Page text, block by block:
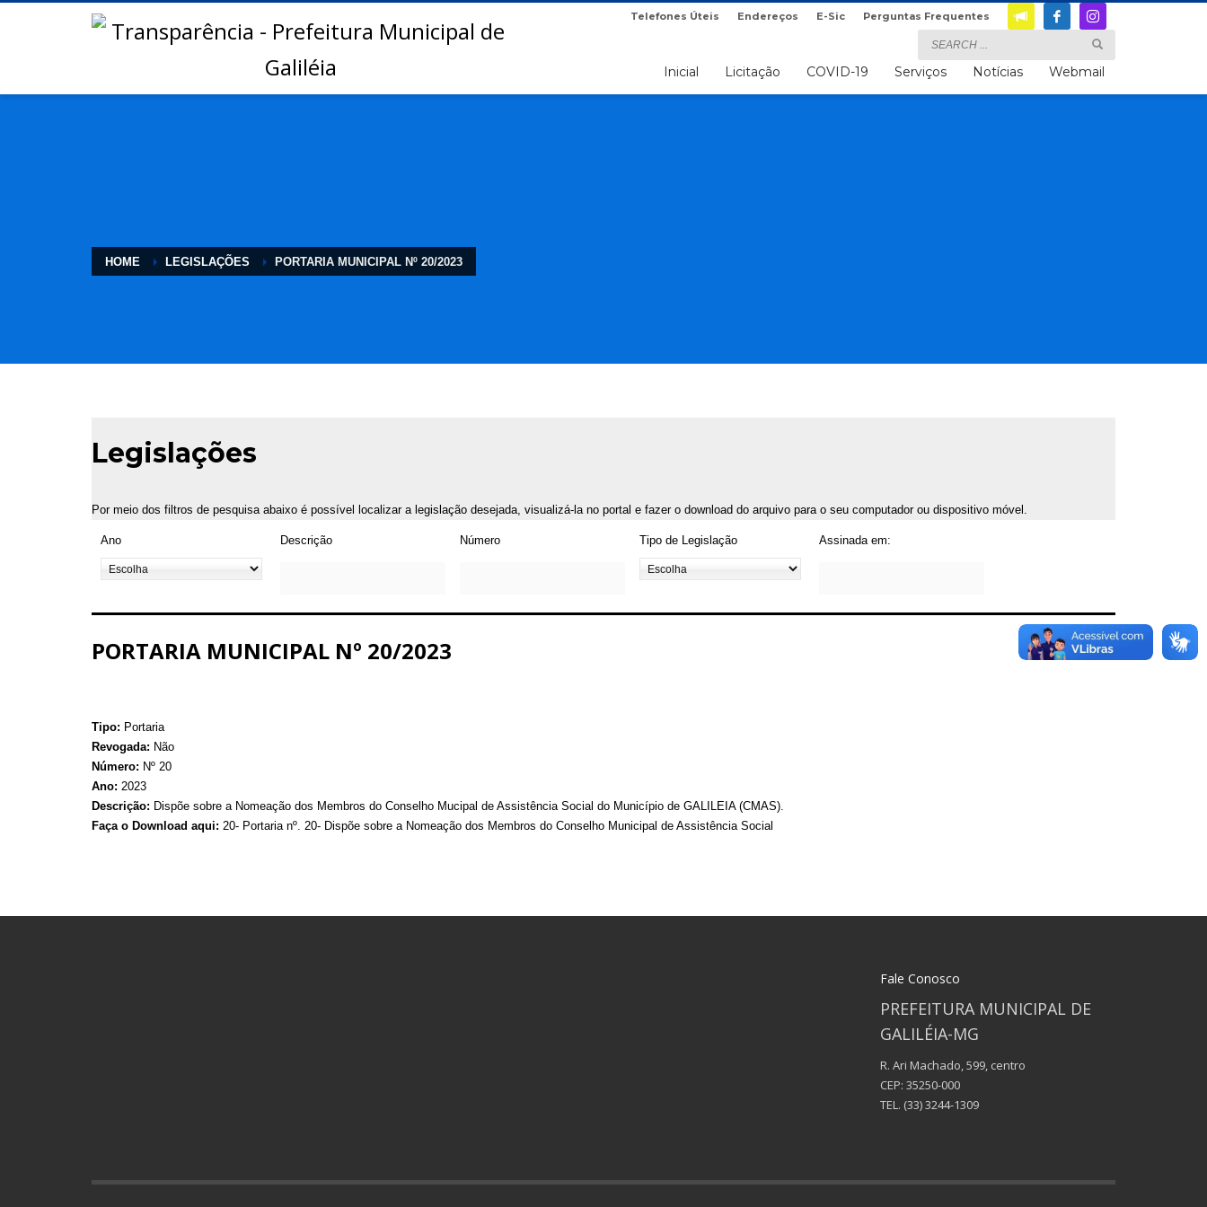
Telefones Úteis Endereços E-Sic Perguntas Frequentes
Inicial Licitação COVID-19 Serviços Notícias Webmail
HOME LEGISLAÇÕES PORTARIA MUNICIPAL Nº 20/2023
Legislações
Por meio dos filtros de pesquisa abaixo é possível localizar a legislação desejada, visualizá-la no portal e fazer o download do arquivo para o seu computador ou dispositivo móvel.
Ano Descrição Número Tipo de Legislação Assinada em:
PORTARIA MUNICIPAL Nº 20/2023
Tipo: Portaria
Revogada: Não
Número: Nº 20
Ano: 2023
Descrição: Dispõe sobre a Nomeação dos Membros do Conselho Mucipal de Assistência Social do Município de GALILEIA (CMAS).
Faça o Download aqui: 20- Portaria nº. 20- Dispõe sobre a Nomeação dos Membros do Conselho Municipal de Assistência Social
Fale Conosco
PREFEITURA MUNICIPAL DE
GALILÉIA-MG
R. Ari Machado, 599, centro
CEP: 35250-000
TEL. (33) 3244-1309